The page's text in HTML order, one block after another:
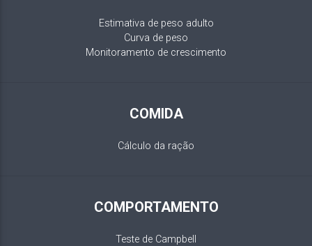
Estimativa de peso adulto
Curva de peso
Monitoramento de crescimento
COMIDA
Cálculo da ração
COMPORTAMENTO
Teste de Campbell